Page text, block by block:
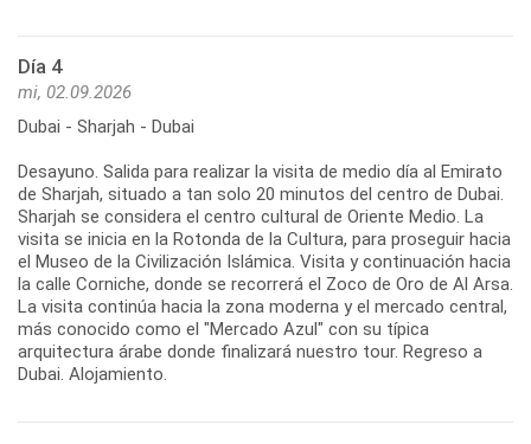
Día 4
mi, 02.09.2026
Dubai - Sharjah - Dubai
Desayuno. Salida para realizar la visita de medio día al Emirato
de Sharjah, situado a tan solo 20 minutos del centro de Dubai.
Sharjah se considera el centro cultural de Oriente Medio. La
visita se inicia en la Rotonda de la Cultura, para proseguir hacia
el Museo de la Civilización Islámica. Visita y continuación hacia
la calle Corniche, donde se recorrerá el Zoco de Oro de Al Arsa.
La visita continúa hacia la zona moderna y el mercado central,
más conocido como el "Mercado Azul" con su típica
arquitectura árabe donde finalizará nuestro tour. Regreso a
Dubai. Alojamiento.